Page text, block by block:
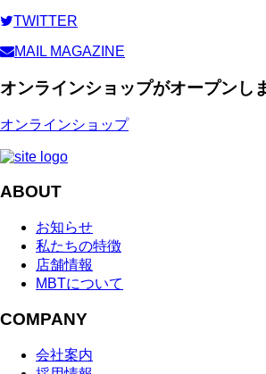
TWITTER
MAIL MAGAZINE
オンラインショップがオープンし
オンラインショップ
ABOUT
お知らせ
私たちの特徴
店舗情報
MBTについて
COMPANY
会社案内